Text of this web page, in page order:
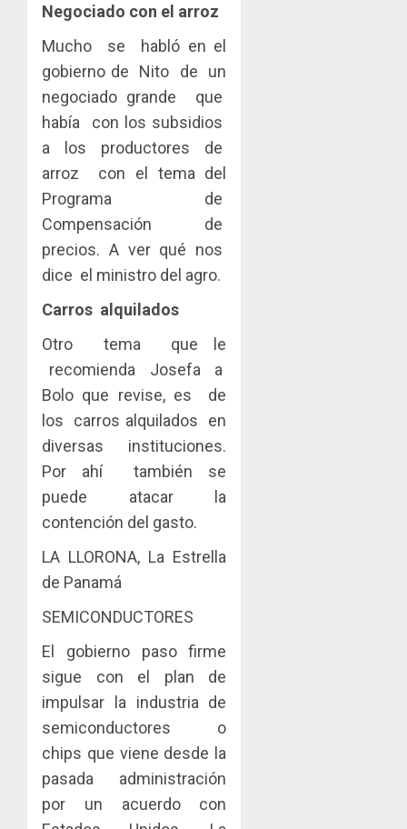
Negociado con el arroz
Mucho se habló en el
gobierno de Nito de un
negociado grande que
había con los subsidios
a los productores de
arroz con el tema del
Programa de
Compensación de
precios. A ver qué nos
dice el ministro del agro.
Carros alquilados
Otro tema que le
recomienda Josefa a
Bolo que revise, es de
los carros alquilados en
diversas instituciones.
Por ahí también se
puede atacar la
contención del gasto.
LA LLORONA, La Estrella
de Panamá
SEMICONDUCTORES
El gobierno paso firme
sigue con el plan de
impulsar la industria de
semiconductores o
chips que viene desde la
pasada administración
por un acuerdo con